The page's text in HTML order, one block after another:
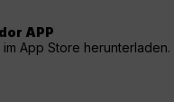
APP
im App Store herunterladen.